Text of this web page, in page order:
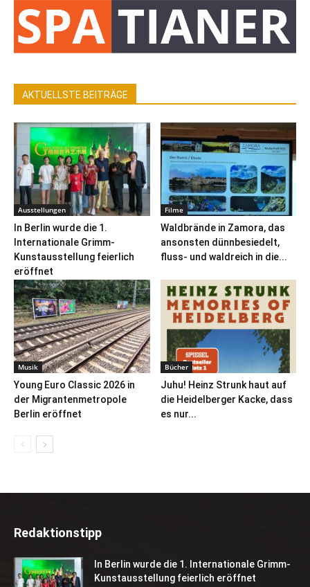
AKTUELLSTE BEITRÄGE
Ausstellungen
In Berlin wurde die 1.
Internationale Grimm-
Kunstausstellung feierlich
eröffnet
Filme
Waldbrände in Zamora, das
ansonsten dünnbesiedelt,
fluss- und waldreich in die...
Musik
Young Euro Classic 2026 in
der Migrantenmetropole
Berlin eröffnet
Bücher
Juhu! Heinz Strunk haut auf
die Heidelberger Kacke, dass
es nur...
Redaktionstipp
In Berlin wurde die 1. Internationale Grimm-
Kunstausstellung feierlich eröffnet